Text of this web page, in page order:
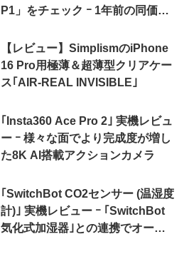
P1」をチェック ｰ 1年前の同価格
【レビュー】SimplismのiPhone
16 Pro用極薄＆超薄型クリアケー
ス｢AIR-REAL INVISIBLE｣
｢Insta360 Ace Pro 2｣ 実機レビュ
ー ｰ 様々な面でより完成度が増し
た8K AI搭載アクションカメラ
｢SwitchBot CO2センサー (温湿度
計)｣ 実機レビュー ｰ ｢SwitchBot
気化式加湿器｣との連携でオート